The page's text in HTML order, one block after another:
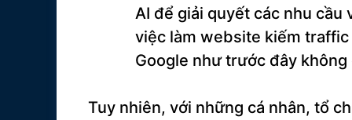
AI để giải quyết các nhu
việc làm website kiếm
Google như trước đây không
Tuy nhiên, với những cá nhân, tổ